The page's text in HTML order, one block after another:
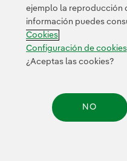
Transparencia en el uso
Configuración de cookies
© 2026
ejemplo la reproducción
información puedes
Cookies
Configuración de cookies
¿Aceptas las cookies?
NO